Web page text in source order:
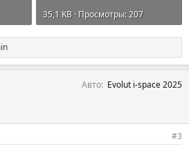
35,1 KB · Просмотры: 207
Авто Evolut i-space 2025
#3